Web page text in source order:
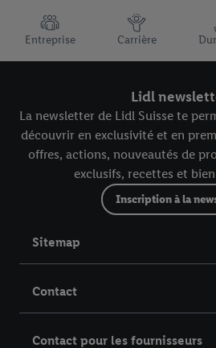
TRUSTBAR
Entreprise Carrière
Lidl
La newsletter de Lidl Suisse te
découvrir en exclusivité et en
offres, actions, nouveautés de
exclusifs, recettes et
Inscription à la
Sitemap
Contact
Contact pour les fournisseurs